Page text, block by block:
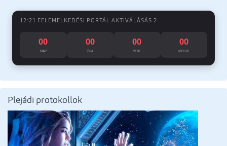
12:21 FELEMELKEDÉSI PORTÁL AKTIVÁLÁSÁS 2
00
NAP
00
ÓRA
00
PERC
00
MPERC
Plejádi protokollok